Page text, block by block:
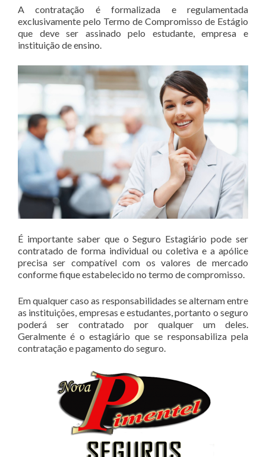
A contratação é formalizada e regulamentada
exclusivamente pelo Termo de Compromisso de Estágio
que deve ser assinado pelo estudante, empresa e
instituição de ensino.
É importante saber que o Seguro Estagiário pode ser
contratado de forma individual ou coletiva e a apólice
precisa ser compatível com os valores de mercado
conforme fique estabelecido no termo de compromisso.
Em qualquer caso as responsabilidades se alternam entre
as instituições, empresas e estudantes, portanto o seguro
poderá ser contratado por qualquer um deles.
Geralmente é o estagiário que se responsabiliza pela
contratação e pagamento do seguro.